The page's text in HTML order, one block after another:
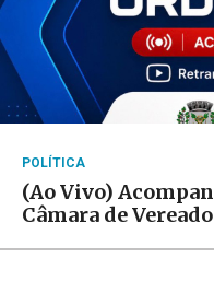
POLÍTICA
(Ao Vivo)
Câmara de